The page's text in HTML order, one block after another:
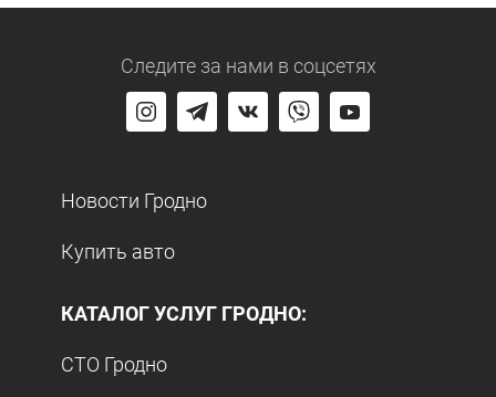
Следите за нами в соцсетях
Новости Гродно
Купить авто
КАТАЛОГ УСЛУГ ГРОДНО:
СТО Гродно